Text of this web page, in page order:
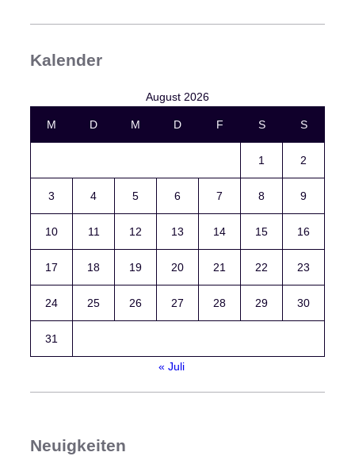
Kalender
August 2026
M D M D F S S
1 2
3 4 5 6 7 8 9
10 11 12 13 14 15 16
17 18 19 20 21 22 23
24 25 26 27 28 29 30
31
« Juli
Neuigkeiten